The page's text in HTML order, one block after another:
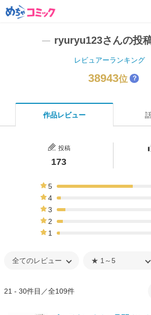
ryuryu123さんの投
レビュアーランキング
38943位 ？
作品レビュー
投稿
173
5
4
3
2
1
21 - 30件目／全109件